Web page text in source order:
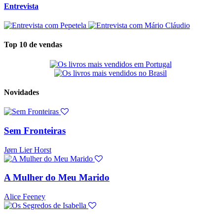
Entrevista
Top 10 de vendas
Novidades
Sem Fronteiras
Jørn Lier Horst
A Mulher do Meu Marido
Alice Feeney